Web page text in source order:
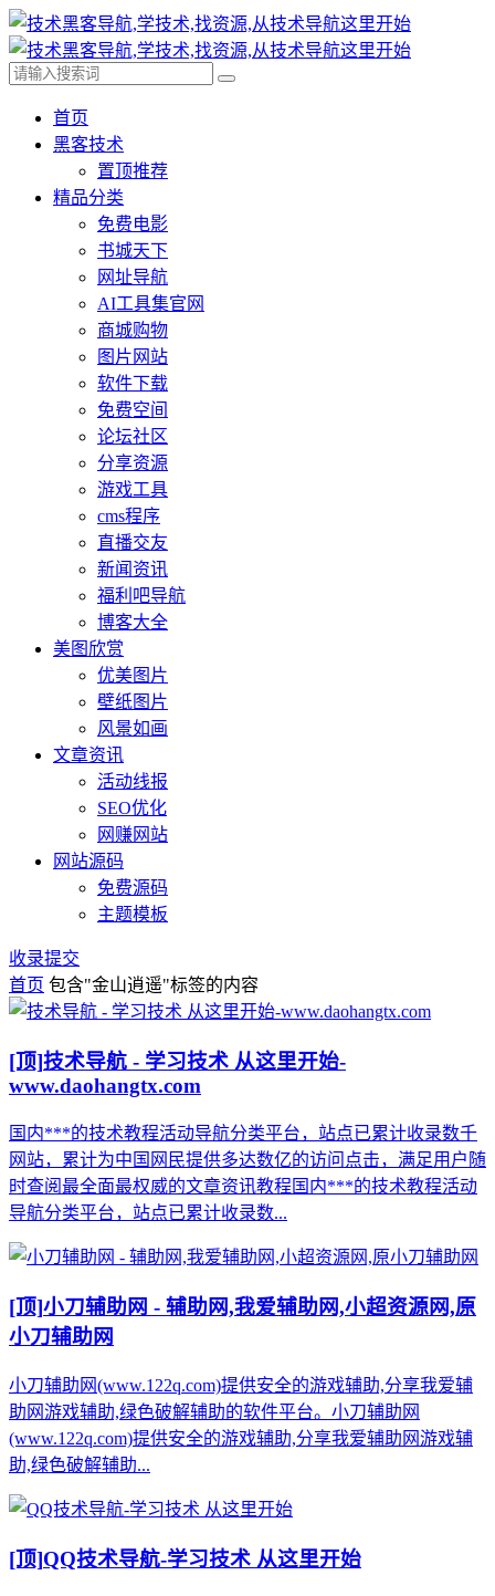
首页
黑客技术
置顶推荐
精品分类
免费电影
书城天下
网址导航
AI工具集官网
商城购物
图片网站
软件下载
免费空间
论坛社区
分享资源
游戏工具
cms程序
直播交友
新闻资讯
福利吧导航
博客大全
美图欣赏
优美图片
壁纸图片
风景如画
文章资讯
活动线报
SEO优化
网赚网站
网站源码
免费源码
主题模板
收录提交
首页 包含"金山逍遥"标签的内容
[顶]技术导航 - 学习技术 从这里开始-
www.daohangtx.com
国内***的技术教程活动导航分类平台，站点已累计收录数千
网站，累计为中国网民提供多达数亿的访问点击，满足用户随
时查阅最全面最权威的文章资讯教程国内***的技术教程活动
导航分类平台，站点已累计收录数...
[顶]小刀辅助网 - 辅助网,我爱辅助网,小超资源网,原
小刀辅助网
小刀辅助网(www.122q.com)提供安全的游戏辅助,分享我爱辅
助网游戏辅助,绿色破解辅助的软件平台。小刀辅助网
(www.122q.com)提供安全的游戏辅助,分享我爱辅助网游戏辅
助,绿色破解辅助...
[顶]QQ技术导航-学习技术 从这里开始